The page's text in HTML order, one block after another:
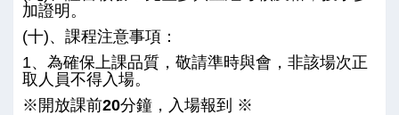
加證明。
(十)、課程注意事項：
1、為確保上課品質，敬請準時與會，非該場次正
取人員不得入場。
※ 開放課前20分鐘，入場報到 ※